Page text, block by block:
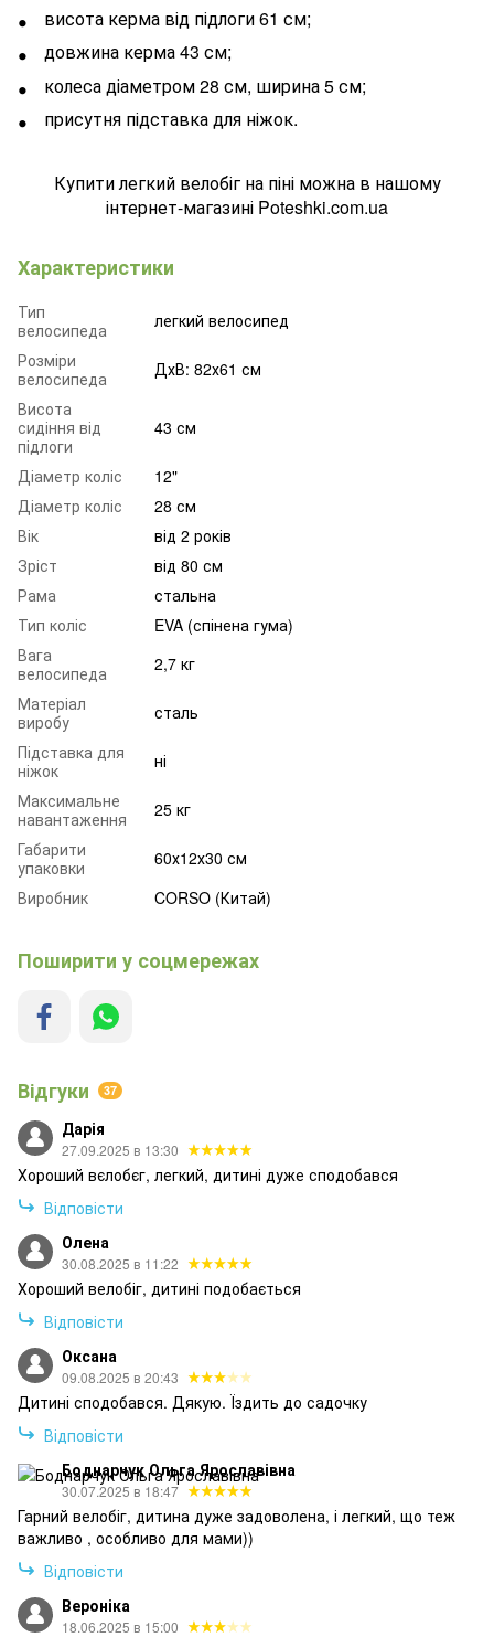
висота керма від підлоги 61 см;
довжина керма 43 см;
колеса діаметром 28 см, ширина 5 см;
присутня підставка для ніжок.
Купити легкий велобіг на піні можна в нашому
інтернет-магазині Poteshki.com.ua
Характеристики
Тип
велосипеда
легкий велосипед
Розміри
велосипеда
ДхВ: 82х61 см
Висота
сидіння від
підлоги
43 см
Діаметр коліс
12"
Діаметр коліс
28 см
Вік
від 2 років
Зріст
від 80 см
Рама
стальна
Тип коліс
EVA (спінена гума)
Вага
велосипеда
2,7 кг
Матеріал
виробу
сталь
Підставка для
ніжок
ні
Максимальне
навантаження
25 кг
Габарити
упаковки
60х12х30 см
Виробник
CORSO (Китай)
Поширити у соцмережах
Відгуки 37
Дарія
27.09.2025 в 13:30
Хороший вєлобєг, легкий, дитині дуже сподобався
Відповісти
Олена
30.08.2025 в 11:22
Хороший велобіг, дитині подобається
Відповісти
Оксана
09.08.2025 в 20:43
Дитині сподобався. Дякую. Їздить до садочку
Відповісти
Боднарчук Ольга Ярославівна
30.07.2025 в 18:47
Гарний велобіг, дитина дуже задоволена, і легкий, що теж
важливо , особливо для мами))
Відповісти
Вероніка
18.06.2025 в 15:00